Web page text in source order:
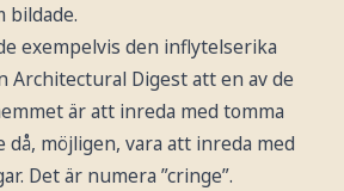
bildade.
exempelvis den inflytelserika
Architectural Digest att en av de
är att inreda med tomma
då, möjligen, vara att inreda med
Det är numera ”cringe”.